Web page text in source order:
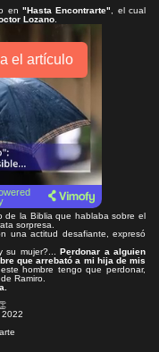
en "Hasta Encontrarte"
, el cual
Lozano
el artículo
de la Biblia que hablaba sobre el
sorpresa.
una actitud desafiante, expresó
su mujer?...Perdonar a alguien
que arrebató a mi hija de mis
hombre tengo que perdonar,
Ramiro.
2022